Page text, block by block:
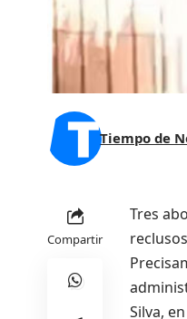
Tiempo de
Compartir
Tres
Silva,